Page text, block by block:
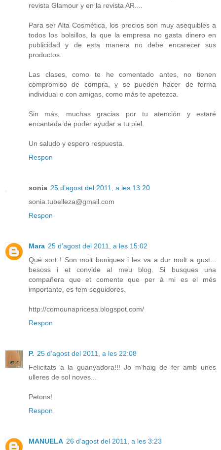
revista Glamour y en la revista AR....
Para ser Alta Cosmética, los precios son muy asequibles a
todos los bolsillos, la que la empresa no gasta dinero en
publicidad y de esta manera no debe encarecer sus
productos.
Las clases, como te he comentado antes, no tienen
compromiso de compra, y se pueden hacer de forma
individual o con amigas, como más te apetezca.
Sin más, muchas gracias por tu atención y estaré
encantada de poder ayudar a tu piel.
Un saludo y espero respuesta.
Respon
sonia 25 d’agost del 2011, a les 13:20
sonia.tubelleza@gmail.com
Respon
Mara 25 d’agost del 2011, a les 15:02
Qué sort ! Son molt boniques i les va a dur molt a gust...
besoss i et convide al meu blog. Si busques una
compañera que et comente que per à mi es el més
importante, es fem seguidores.
http://comounapricesa.blogspot.com/
Respon
P. 25 d’agost del 2011, a les 22:08
Felicitats a la guanyadora!!! Jo m'haig de fer amb unes
ulleres de sol noves...
Petons!
Respon
MANUELA 26 d’agost del 2011, a les 3:23